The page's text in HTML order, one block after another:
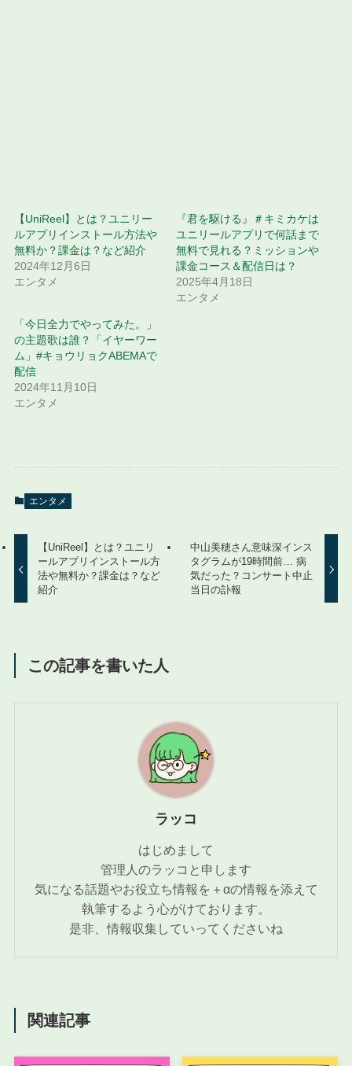
【UniReel】とは？ユニリー
ルアプリインストール方法や
無料か？課金は？など紹介
2024年12月6日
エンタメ
『君を駆ける』＃キミカケは
ユニリールアプリで何話まで
無料で見れる？ミッションや
課金コース＆配信日は？
2025年4月18日
エンタメ
「今日全力でやってみた。」
の主題歌は誰？「イヤーワー
ム」#キョウリョクABEMAで
配信
2024年11月10日
エンタメ
エンタメ
【UniReel】とは？ユニリ
ールアプリインストール方
法や無料か？課金は？など
紹介
中山美穂さん意味深インス
タグラムが19時間前… 病
気だった？コンサート中止
当日の訃報
この記事を書いた人
ラッコ
はじめまして
管理人のラッコと申します
気になる話題やお役立ち情報を＋αの情報を添えて
執筆するよう心がけております。
是非、情報収集していってくださいね
関連記事